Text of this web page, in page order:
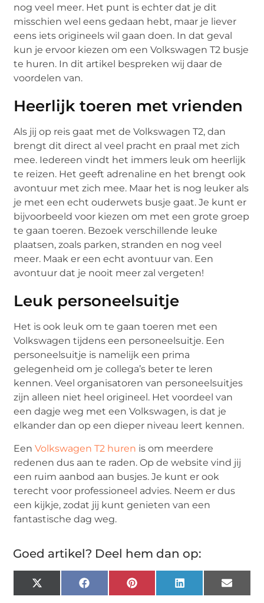
nog veel meer. Het punt is echter dat je dit
misschien wel eens gedaan hebt, maar je liever
eens iets origineels wil gaan doen. In dat geval
kun je ervoor kiezen om een Volkswagen T2 busje
te huren. In dit artikel bespreken wij daar de
voordelen van.
Heerlijk toeren met vrienden
Als jij op reis gaat met de Volkswagen T2, dan
brengt dit direct al veel pracht en praal met zich
mee. Iedereen vindt het immers leuk om heerlijk
te reizen. Het geeft adrenaline en het brengt ook
avontuur met zich mee. Maar het is nog leuker als
je met een echt ouderwets busje gaat. Je kunt er
bijvoorbeeld voor kiezen om met een grote groep
te gaan toeren. Bezoek verschillende leuke
plaatsen, zoals parken, stranden en nog veel
meer. Maak er een echt avontuur van. Een
avontuur dat je nooit meer zal vergeten!
Leuk personeelsuitje
Het is ook leuk om te gaan toeren met een
Volkswagen tijdens een personeelsuitje. Een
personeelsuitje is namelijk een prima
gelegenheid om je collega’s beter te leren
kennen. Veel organisatoren van personeelsuitjes
zijn alleen niet heel origineel. Het voordeel van
een dagje weg met een Volkswagen, is dat je
elkander dan op een dieper niveau leert kennen.
EenVolkswagen T2 huren is om meerdere
redenen dus aan te raden. Op de website vind jij
een ruim aanbod aan busjes. Je kunt er ook
terecht voor professioneel advies. Neem er dus
een kijkje, zodat jij kunt genieten van een
fantastische dag weg.
Goed artikel? Deel hem dan op:
X
(Twitter)
FacebookPinterest LinkedIn Email